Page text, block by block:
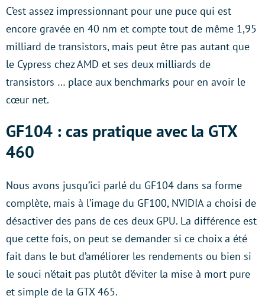
C’est assez impressionnant pour une puce qui est
encore gravée en 40 nm et compte tout de même 1,95
milliard de transistors, mais peut être pas autant que
le Cypress chez AMD et ses deux milliards de
transistors … place aux benchmarks pour en avoir le
cœur net.
GF104 : cas pratique avec la GTX
460
Nous avons jusqu’ici parlé du GF104 dans sa forme
complète, mais à l’image du GF100, NVIDIA a choisi de
désactiver des pans de ces deux GPU. La différence est
que cette fois, on peut se demander si ce choix a été
fait dans le but d’améliorer les rendements ou bien si
le souci n’était pas plutôt d’éviter la mise à mort pure
et simple de la GTX 465.